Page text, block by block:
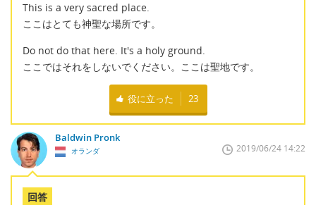
This is a very sacred place.
ここはとても神聖な場所です。
Do not do that here. It's a holy ground.
ここではそれをしないでください。ここは聖地です。
役に立った 23
Baldwin Pronk
オランダ 2019/06/24 14:22
回答